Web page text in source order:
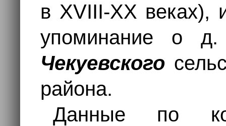
в XVIII-XX веках),
упоминание о
Чекуевского
района.
Данные по